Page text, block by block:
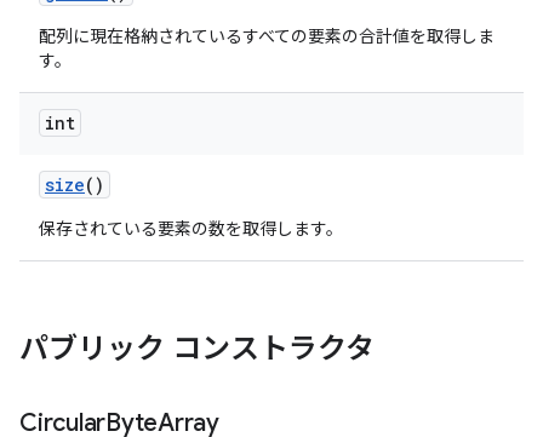
配列に現在格納されているすべての要素の合計値を取得しま
す。
int
size()
保存されている要素の数を取得します。
パブリック コンストラクタ
CircularByteArray